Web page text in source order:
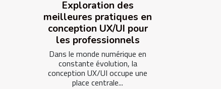
Exploration des
meilleures pratiques en
conception UX/UI pour
les professionnels
Dans le monde numérique en
constante évolution, la
conception UX/UI occupe une
place centrale...